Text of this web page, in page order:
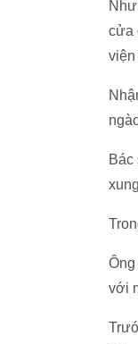
cửa
viện
Bác
với